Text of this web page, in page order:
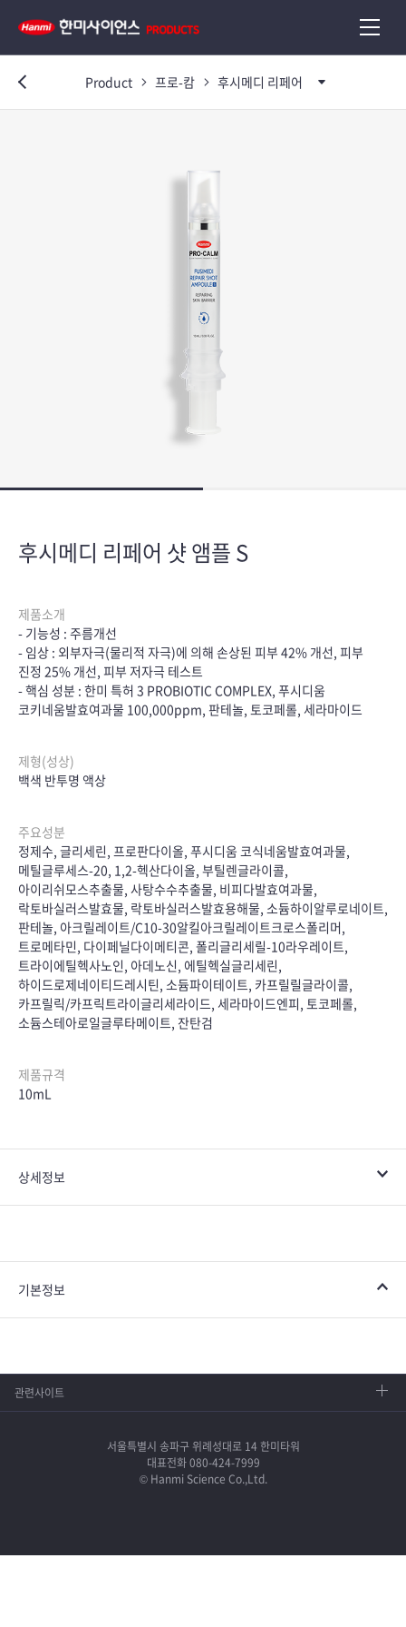
Product 프로-캄 후시메디 리페어
이전
후시메디 리페어 샷 앰플 S
제품소개
- 기능성 : 주름개선
- 임상 : 외부자극(물리적 자극)에 의해 손상된 피부 42% 개선, 피부
진정 25% 개선, 피부 저자극 테스트
- 핵심 성분 : 한미 특허 3 PROBIOTIC COMPLEX, 푸시디움
코키네움발효여과물 100,000ppm, 판테놀, 토코페롤, 세라마이드
제형(성상)
백색 반투명 액상
주요성분
정제수, 글리세린, 프로판다이올, 푸시디움 코식네움발효여과물,
메틸글루세스-20, 1,2-헥산다이올, 부틸렌글라이콜,
아이리쉬모스추출물, 사탕수수추출물, 비피다발효여과물,
락토바실러스발효물, 락토바실러스발효용해물, 소듐하이알루로네이트,
판테놀, 아크릴레이트/C10-30알킬아크릴레이트크로스폴리머,
트로메타민, 다이페닐다이메티콘, 폴리글리세릴-10라우레이트,
트라이에틸헥사노인, 아데노신, 에틸헥실글리세린,
하이드로제네이티드레시틴, 소듐파이테이트, 카프릴릴글라이콜,
카프릴릭/카프릭트라이글리세라이드, 세라마이드엔피, 토코페롤,
소듐스테아로일글루타메이트, 잔탄검
제품규격
10mL
상세정보
기본정보
서울특별시 송파구 위례성대로 14 한미타워
대표전화 080-424-7999
© Hanmi Science Co.,Ltd.
관련사이트